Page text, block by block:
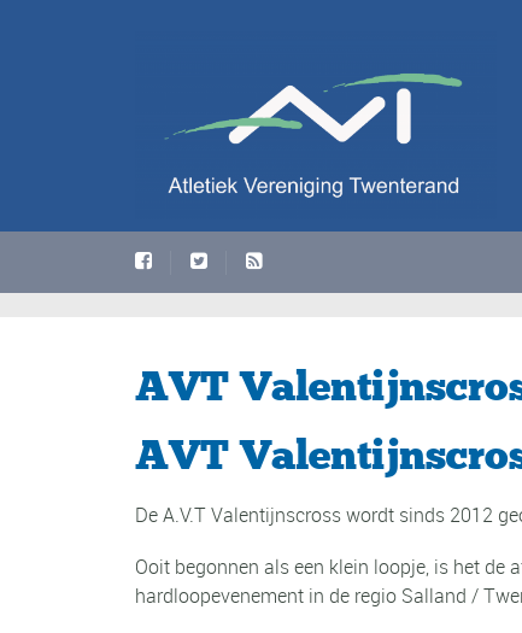
AVT
AVT
De A.V.T Valentijnscross wordt sinds 2012
Ooit begonnen als een klein loopje, is het de
hardloopevenement in de regio Salland /